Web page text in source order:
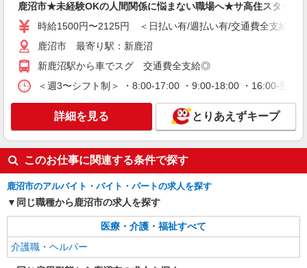
キープ 詳細を見る
派遣社員
株式会社kotrio /●UT-H-2094083
＜面接なし＞デイサービスでリハビリ補助・送
迎など＊鹿沼市
時給1500円〜2125円 ＜日払い有/週払い有/交
通費全支給(ガソリン代含む)＞
鹿沼市 最寄り駅：新鹿沼
キープ
派遣社員
株式会社kotrio /●UT-H-1977809
鹿沼市≫日払いですぐゲッツ！グルホで家事・
生活サポートなど
通費全支給(ガソリン代含む)＞
鹿沼市★未経験OKの人間関係に悩まない職場へ★サ高住スタッフ
時給1500円〜2125円 ＜日払い有/週払い有/交通費全支給(ガ
鹿沼市 最寄り駅：新鹿沼
新鹿沼駅から車でスグ 交通費全支給◎
＜週3〜シフト制＞ ・8:00-17:00 ・9:00-18:00 ・16:00-
詳細を見る とりあえずキープ
このお仕事に関連する条件で探す
鹿沼市のアルバイト・バイト・パートの求人を探す
同じ職種から鹿沼市の求人を探す
医療・介護・福祉すべて
介護職・ヘルパー